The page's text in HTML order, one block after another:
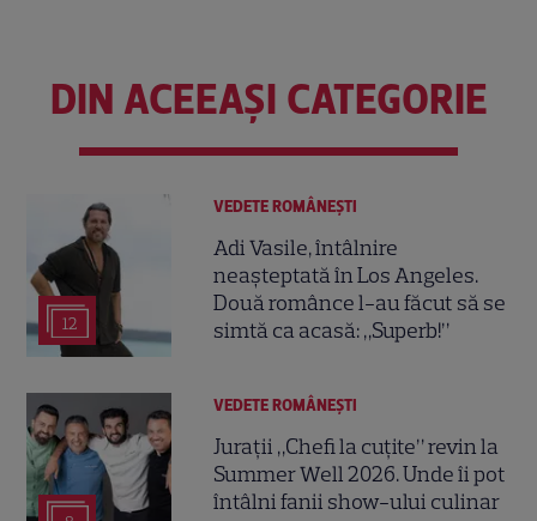
DIN ACEEAȘI CATEGORIE
12
VEDETE ROMÂNEŞTI
Adi Vasile, întâlnire
neașteptată în Los Angeles.
Două românce l-au făcut să se
simtă ca acasă: „Superb!”
VEDETE ROMÂNEŞTI
Jurații „Chefi la cuțite” revin la
Summer Well 2026. Unde îi pot
întâlni fanii show-ului culinar